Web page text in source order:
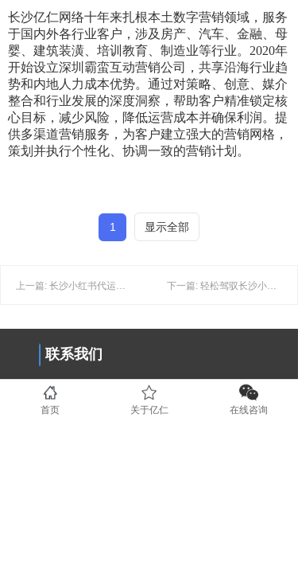
长沙亿仁网络十年来扎根本土数字营销领域，服务
于国内外各行业客户，涉及房产、汽车、金融、母
婴、建筑装潢、培训教育、制造业等行业。2020年
开始设立深圳霸蛮互动营销公司，共享沿海行业趋
势和内地人力成本优势。通过对策略、创意、媒介
整合和行业发展的深度洞察，帮助客户精准锁定核
心目标，减少风险，降低运营成本并确保利润。提
供多渠道营销服务，为客户建立强大的营销网格，
策划并执行个性化、协调一致的营销计划。
1 显示全部
下一篇: 轻松驾驭长沙小红书种草,这5种方法收藏
联系我们
0731-89853708
首页 关于亿仁 在线咨询